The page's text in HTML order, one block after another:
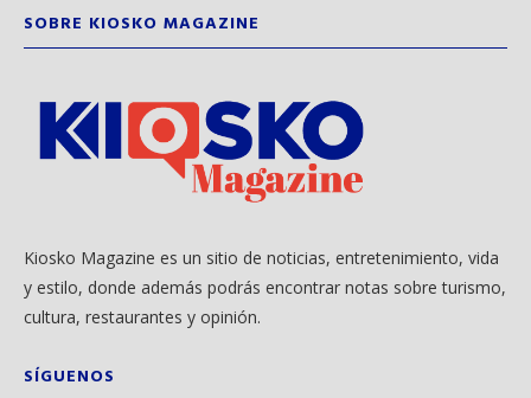
SOBRE KIOSKO MAGAZINE
Kiosko Magazine es un sitio de noticias, entretenimiento, vida
y estilo, donde además podrás encontrar notas sobre turismo,
cultura, restaurantes y opinión.
SÍGUENOS